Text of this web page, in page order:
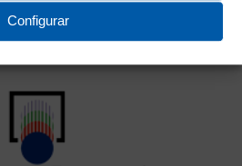
Configurar